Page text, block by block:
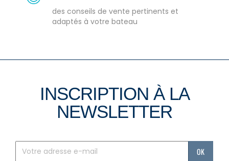
des conseils de vente pertinents et
adaptés à votre bateau
INSCRIPTION À LA
NEWSLETTER